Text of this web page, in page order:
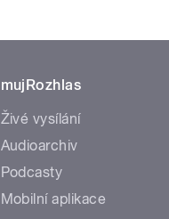
mujRozhlas
Živé vysílání
Audioarchiv
Podcasty
Mobilní aplikace